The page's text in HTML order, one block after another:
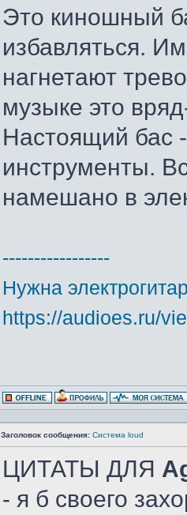
Это киношный
избавляться.
нагнетают
музыке это
Настоящий бас
инструменты.
намешано в
-----------------
Нужна
https://audioes.ru/
Заголовок сообщения: Система loud
ЦИТАТЫ ДЛЯ
- я б своего